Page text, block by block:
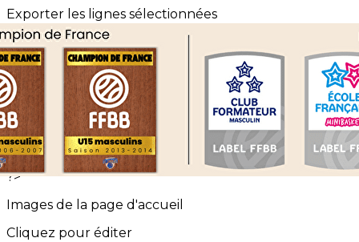
Exporter les lignes sélectionnées
Exporter toutes les colonnes
Exporter uniquement les colonnes affichées
Menu
<
>
Événements Saint Charles Basket
Les évènements EFMB
?>
Images de la page d'accueil
Cliquez pour éditer